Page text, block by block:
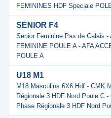
FEMININES HDF Speciale
SENIOR F4
Senior Feminine Pas de Calais
FEMININE POULE A - AFA
POULE A
U18 M1
M18 Masculins 6X6 Hdf - CMK
Régionale 3 HDF Nord Poule C
Phase Régionale 3 HDF Nord